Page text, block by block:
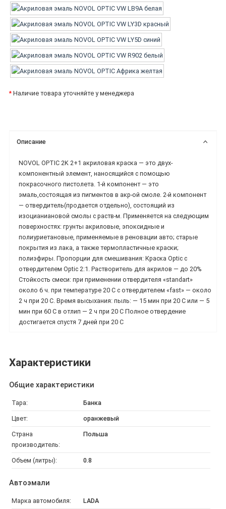
* Наличие товара уточняйте у менеджера
Описание
NOVOL OPTIC 2K 2+1 акриловая краска — это двух-
компонентный элемент, наносящийся с помощью
покрасочного пистолета. 1-й компонент — это
эмаль,состоящая из пигментов в акр-ой смоле. 2-й компонент
— отвердитель(продается отдельно), состоящий из
изоцианиановой смолы с раств-м. Применяется на следующим
поверхностях: грунты акриловые, эпоксидные и
полиуриетановые, применяемые в реновации авто; старые
покрытия из лака, а также термопластичные краски;
полиэфиры. Пропорции для смешивания: Краска Optic с
отвердителем Optic 2:1. Растворитель для акрилов — до 20%
Стойкость смеси: при применении отвердителя «standart»
около 6 ч. при температуре 20 С с отвердителем «fast» — около
2 ч при 20 С. Время высыхания: пыль: — 15 мин при 20 С или — 5
мин при 60 С в отлип — 2 ч при 20 С Полное отвердение
достигается спустя 7 дней при 20 С
Характеристики
Общие характеристики
Тара: Банка
Цвет: оранжевый
Страна
производитель:
Польша
Объем (литры): 0.8
Автоэмали
Марка автомобиля: LADA